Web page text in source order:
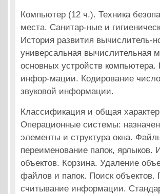
Компьютер (12 ч.). Техника
места. Санитар-ные и
История развития вычислитель-
универсальная вычислительная
основных устройств
инфор-мации. Кодирование
звуковой информации.
Классификация и общая
Операционные системы:
элементы и структура окна.
переименование папок, ярлыков.
объектов. Корзина. Удаление
файлов и папок. Поиск объектов.
считывание информации.